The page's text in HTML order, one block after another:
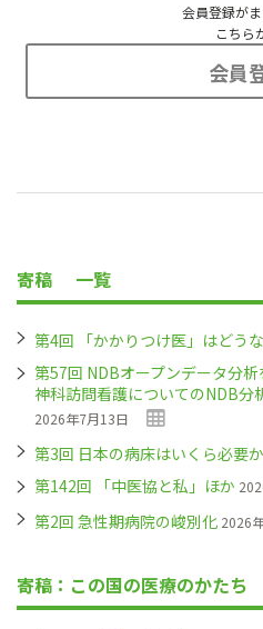
会員登録が
こちら
会員
寄稿 一覧
第4回 「かかりつけ医」はどう
第57回 NDBオープンデータ分
神科訪問看護についてのNDB
2026年7月13日
第3回 日本の病床はいくら必要か
第142回 「中医協と私」ほか
第2回 急性期病院の峻別化 2026
寄稿：この国の医療のかたち